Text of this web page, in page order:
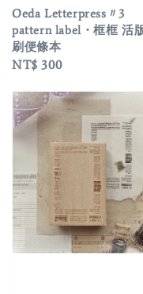
Oeda Letterpress〃3
pattern label・框框 活
刷便條本
Regular
NT$ 300